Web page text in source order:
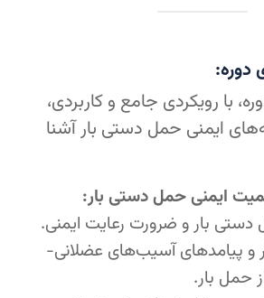
با رویکردی جامع و کاربردی،
ایمنی حمل دستی بار آشنا
ایمنی حمل دستی بار:
بار و ضرورت رعایت ایمنی.
و پیامدهای آسیب‌های عضلانی-
حمل بار.